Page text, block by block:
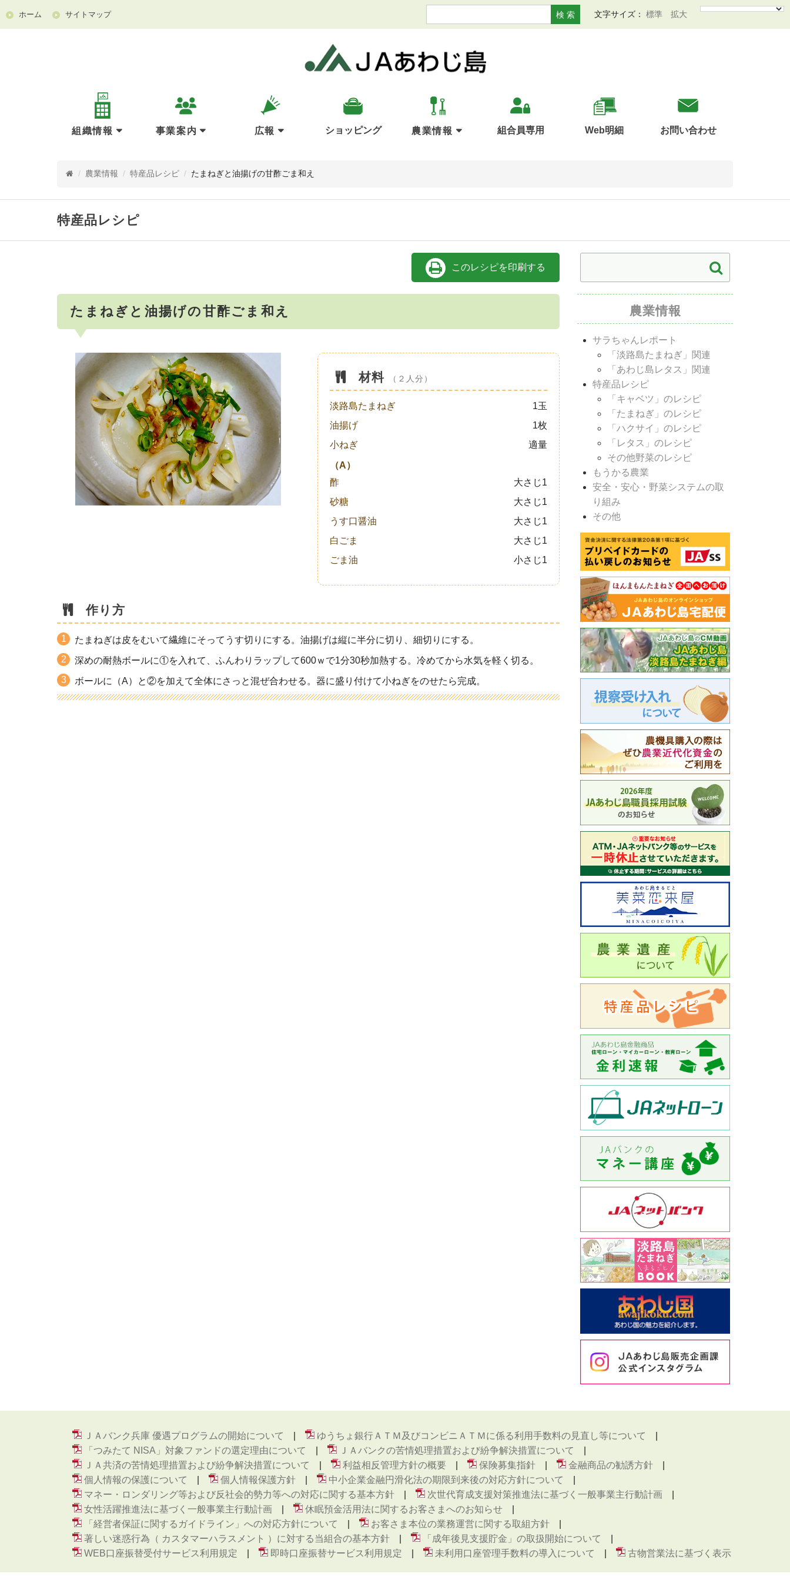
ホーム サイトマップ 検 索 文字サイズ：標準 拡大
組織情報 事業案内 広報 ショッピング 農業情報 組合員専用 Web明細 お問い合わせ
/ 農業情報 / 特産品レシピ / たまねぎと油揚げの甘酢ごま和え
特産品レシピ
このレシピを印刷する
たまねぎと油揚げの甘酢ごま和え
材料 （２人分）
淡路島たまねぎ
1玉
油揚げ
1枚
小ねぎ
適量
（A）
酢
大さじ1
砂糖
大さじ1
うす口醤油
大さじ1
白ごま
大さじ1
ごま油
小さじ1
作り方
たまねぎは皮をむいて繊維にそってうす切りにする。油揚げは縦に半分に切り、細切りにする。
深めの耐熱ボールに①を入れて、ふんわりラップして600ｗで1分30秒加熱する。冷めてから水気を軽く切る。
ボールに（A）と②を加えて全体にさっと混ぜ合わせる。器に盛り付けて小ねぎをのせたら完成。
農業情報
サラちゃんレポート
「淡路島たまねぎ」関連
「あわじ島レタス」関連
特産品レシピ
「キャベツ」のレシピ
「たまねぎ」のレシピ
「ハクサイ」のレシピ
「レタス」のレシピ
その他野菜のレシピ
もうかる農業
安全・安心・野菜システムの取
り組み
その他
ＪＡバンク兵庫 優遇プログラムの開始について
ゆうちょ銀行ＡＴＭ及びコンビニＡＴＭに係る利用手数料の見直し等について
「つみたて NISA」対象ファンドの選定理由について
ＪＡバンクの苦情処理措置および紛争解決措置について
ＪＡ共済の苦情処理措置および紛争解決措置について
利益相反管理方針の概要 保険募集指針
金融商品の勧誘方針
個人情報の保護について
個人情報保護方針
中小企業金融円滑化法の期限到来後の対応方針について
マネー・ロンダリング等および反社会的勢力等への対応に関する基本方針
次世代育成支援対策推進法に基づく一般事業主行動計画
女性活躍推進法に基づく一般事業主行動計画
休眠預金活用法に関するお客さまへのお知らせ
「経営者保証に関するガイドライン」への対応方針について
お客さま本位の業務運営に関する取組方針
著しい迷惑行為（ カスタマーハラスメント ）に対する当組合の基本方針
「成年後見支援貯金」の取扱開始について
WEB口座振替受付サービス利用規定
即時口座振替サービス利用規定 未利用口座管理手数料の導入について 古物営業法に基づく表示